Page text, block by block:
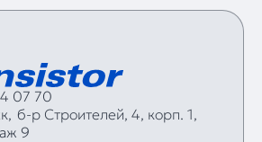
07 70
б‑р Строителей, 4, корп. 1,
9